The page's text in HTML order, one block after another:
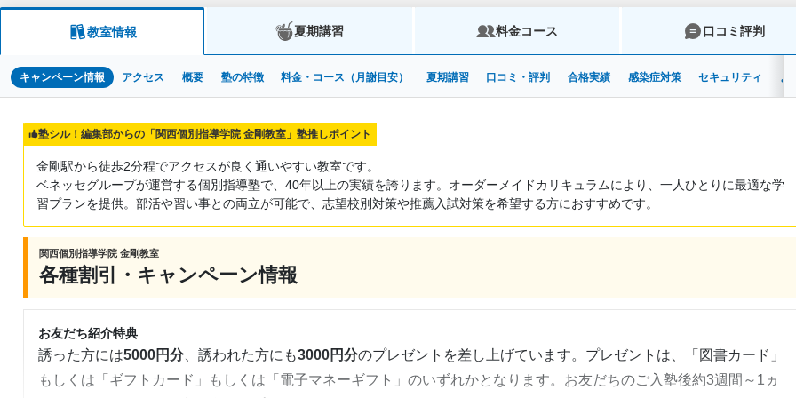
教室情報 夏期講習 料金コース 口コミ評判
キャンペーン情報 アクセス 概要 塾の特徴 料金・コース（月謝目安） 夏期講習 口コミ・評判 合格実績 感染症対策 セキュリティ よ
塾シル！編集部からの「関西個別指導学院 金剛教室」塾推しポイント
金剛駅から徒歩2分程でアクセスが良く通いやすい教室です。
ベネッセグループが運営する個別指導塾で、40年以上の実績を誇ります。オーダーメイドカリキュラムにより、一人ひとりに最適な学
習プランを提供。部活や習い事との両立が可能で、志望校別対策や推薦入試対策を希望する方におすすめです。
関西個別指導学院 金剛教室
各種割引・キャンペーン情報
お友だち紹介特典
誘った方には5000円分、誘われた方にも3000円分のプレゼントを差し上げています。プレゼントは、「図書カード」
もしくは「ギフトカード」もしくは「電子マネーギフト」のいずれかとなります。お友だちのご入塾後約3週間～1ヵ